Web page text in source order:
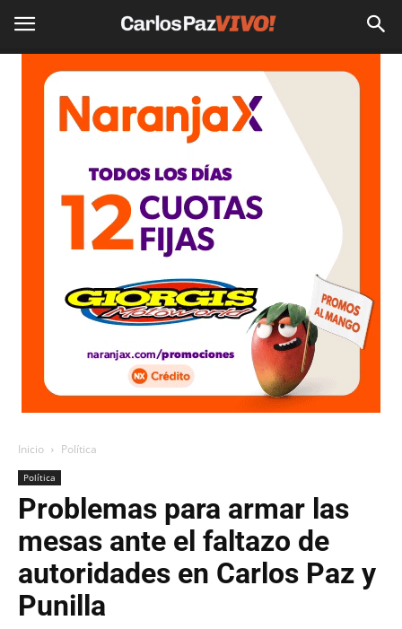
Inicio Política
Política
Problemas para armar las
mesas ante el faltazo de
autoridades en Carlos Paz y
Punilla